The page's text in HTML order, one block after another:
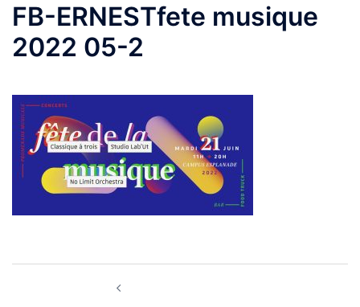
FB-ERNESTfete musique
2022 05-2